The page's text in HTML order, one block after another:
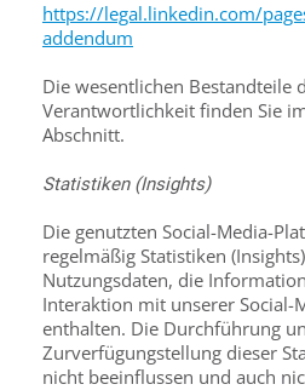
https://legal.linkedin.com/
addendum
Die wesentlichen Bestandteile
Verantwortlichkeit finden Sie
Abschnitt.
Statistiken (Insights)
Die genutzten Social-Media-
regelmäßig Statistiken
Nutzungsdaten, die
Interaktion mit unserer Social-
enthalten. Die Durchführung
Zurverfügungstellung dieser
nicht beeinflussen und auch